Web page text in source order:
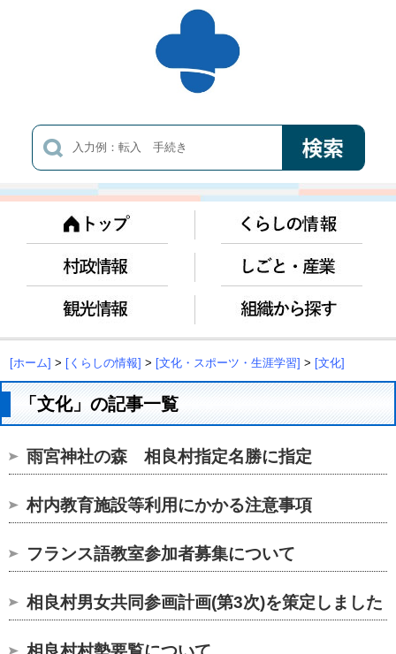
[ホーム] > [くらしの情報] > [文化・スポーツ・生涯学習] > [文化]
「文化」の記事一覧
雨宮神社の森 相良村指定名勝に指定
村内教育施設等利用にかかる注意事項
フランス語教室参加者募集について
相良村男女共同参画計画(第3次)を策定しました